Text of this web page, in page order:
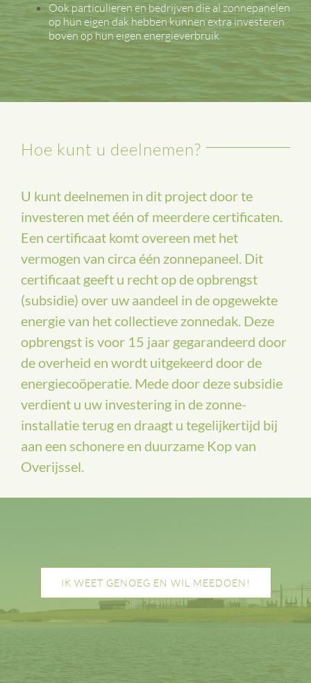
Ook particulieren en bedrijven die al zonnepanelen
op hun eigen dak hebben kunnen extra investeren
boven op hun eigen energieverbruik
Hoe kunt u deelnemen?
U kunt deelnemen in dit project door te
investeren met één of meerdere certificaten.
Een certificaat komt overeen met het
vermogen van circa één zonnepaneel. Dit
certificaat geeft u recht op de opbrengst
(subsidie) over uw aandeel in de opgewekte
energie van het collectieve zonnedak. Deze
opbrengst is voor 15 jaar gegarandeerd door
de overheid en wordt uitgekeerd door de
energiecoöperatie. Mede door deze subsidie
verdient u uw investering in de zonne-
installatie terug en draagt u tegelijkertijd bij
aan een schonere en duurzame Kop van
Overijssel.
IK WEET GENOEG EN WIL MEEDOEN!